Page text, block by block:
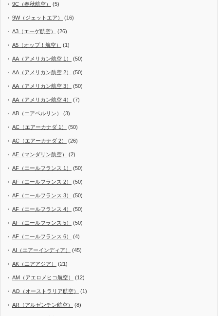
9C（春秋航空） (5)
9W（ジェットエア） (16)
A3（エーゲ航空） (26)
A5（オップ！航空） (1)
AA（アメリカン航空 1） (50)
AA（アメリカン航空 2） (50)
AA（アメリカン航空 3） (50)
AA（アメリカン航空 4） (7)
AB（エアベルリン） (3)
AC（エアーカナダ 1） (50)
AC（エアーカナダ 2） (26)
AE（マンダリン航空） (2)
AF（エールフランス 1） (50)
AF（エールフランス 2） (50)
AF（エールフランス 3） (50)
AF（エールフランス 4） (50)
AF（エールフランス 5） (50)
AF（エールフランス 6） (4)
AI（エアーインディア） (45)
AK（エアアジア） (21)
AM（アエロメヒコ航空） (12)
AO（オーストラリア航空） (1)
AR（アルゼンチン航空） (8)